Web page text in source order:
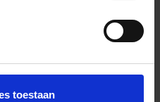
toestaan